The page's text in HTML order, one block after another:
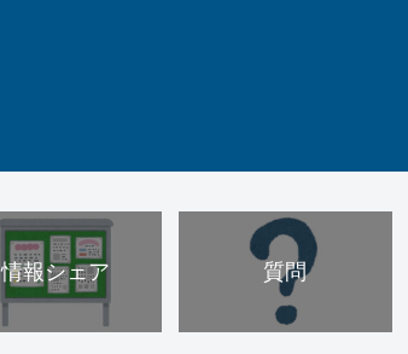
情報シェア 質問